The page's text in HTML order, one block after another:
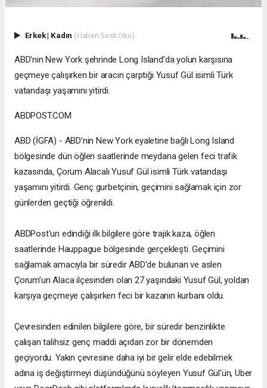
Erkek| Kadın (Haberi Sesli Oku)
ABD'nin New York şehrinde Long Island’da yolun karşısına
geçmeye çalışırken bir aracın çarptığı Yusuf Gül isimli Türk
vatandaşı yaşamını yitirdi.
ABDPOST.COM
ABD (İGFA) - ABD’nin New York eyaletine bağlı Long Island
bölgesinde dün öğlen saatlerinde meydana gelen feci trafik
kazasında, Çorum Alacalı Yusuf Gül isimli Türk vatandaşı
yaşamını yitirdi. Genç gurbetçinin, geçimini sağlamak için zor
günlerden geçtiği öğrenildi.
ABDPost'un edindiği ilk bilgilere göre trajik kaza, öğlen
saatlerinde Hauppague bölgesinde gerçekleşti. Geçimini
sağlamak amacıyla bir süredir ABD'de bulunan ve aslen
Çorum’un Alaca ilçesinden olan 27 yaşındaki Yusuf Gül, yoldan
karşıya geçmeye çalışırken feci bir kazanın kurbanı oldu.
Çevresinden edinilen bilgilere göre, bir süredir benzinlikte
çalışan talihsiz genç maddi açıdan zor bir dönemden
geçiyordu. Yakın çevresine daha iyi bir gelir elde edebilmek
adına iş değiştirmeyi düşündüğünü söyleyen Yusuf Gül'ün, Uber